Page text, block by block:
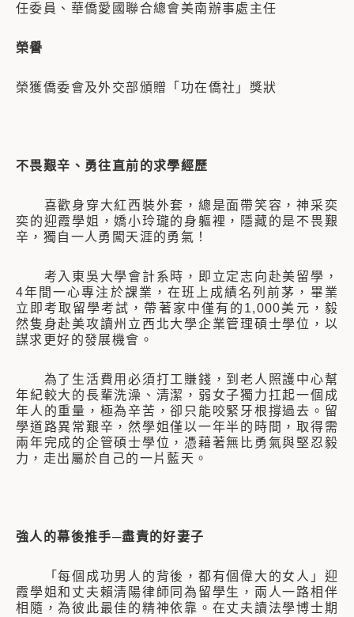
任委員、 華僑愛國聯合總會美南辦事處主任
榮譽
榮獲僑委會及外交部頒贈「功在僑社」獎狀
不畏艱辛、勇往直前的求學經歷
喜歡身穿大紅西裝外套，總是面帶笑容，神采奕
奕的迎霞學姐，嬌小玲瓏的身軀裡，隱藏的是不畏艱
辛，獨自一人勇闖天涯的勇氣！
考入東吳大學會計系時，即立定志向赴美留學，
4年間一心專注於課業，在班上成績名列前茅，畢業
立即考取留學考試，帶著家中僅有的1,000美元，毅
然隻身赴美攻讀州立西北大學企業管理碩士學位，以
謀求更好的發展機會。
為了生活費用必須打工賺錢，到老人照護中心幫
年紀較大的長輩洗澡、清潔，弱女子獨力扛起一個成
年人的重量，極為辛苦，卻只能咬緊牙根撐過去。留
學道路異常艱辛，然學姐僅以一年半的時間，取得需
兩年完成的企管碩士學位，憑藉著無比勇氣與堅忍毅
力，走出屬於自己的一片藍天。
強人的幕後推手─盡責的好妻子
「每個成功男人的背後，都有個偉大的女人」迎
霞學姐和丈夫賴清陽律師同為留學生，兩人一路相伴
相隨，為彼此最佳的精神依靠。在丈夫讀法學博士期